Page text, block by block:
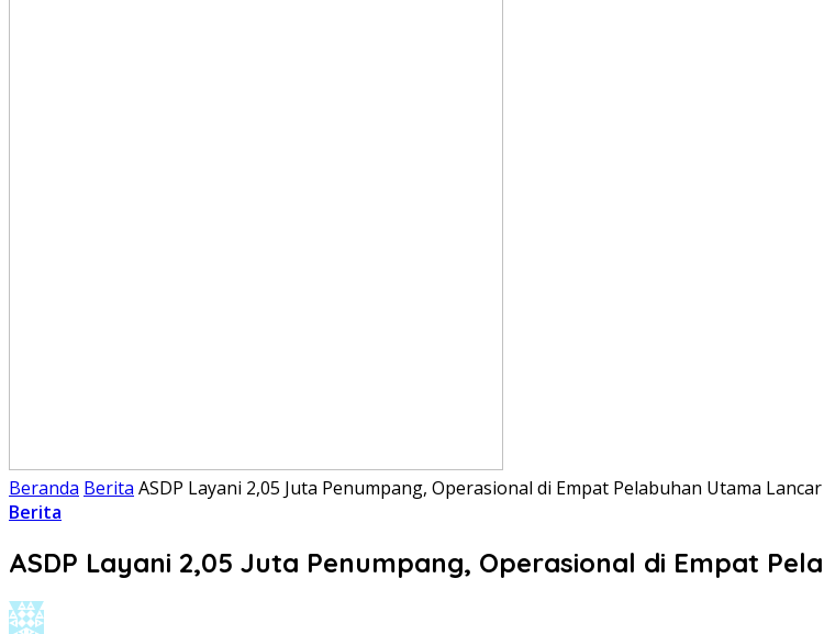
Beranda Berita ASDP Layani 2,05 Juta Penumpang, Operasional di Empat Pelabuhan Utama
Berita
ASDP Layani 2,05 Juta Penumpang, Operasional di Empat